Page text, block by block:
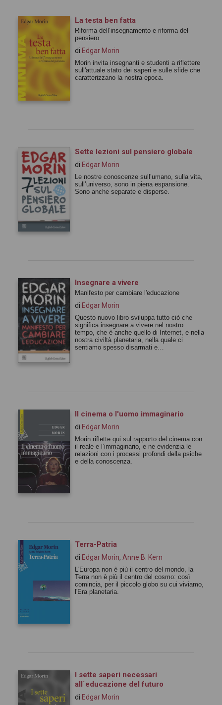
La testa ben fatta
Riforma dell’insegnamento e riforma del
pensiero
di Edgar Morin
Morin invita insegnanti e studenti a riflettere
sull'attuale stato dei saperi e sulle sfide che
caratterizzano la nostra epoca.
Sette lezioni sul pensiero globale
di Edgar Morin
Le nostre conoscenze sull’umano, sulla vita,
sull’universo, sono in piena espansione.
Sono anche separate e disperse.
Insegnare a vivere
Manifesto per cambiare l'educazione
di Edgar Morin
Questo nuovo libro sviluppa tutto ciò che
significa insegnare a vivere nel nostro
tempo, che è anche quello di Internet, e nella
nostra civiltà planetaria, nella quale ci
sentiamo spesso disarmati e
Il cinema o l'uomo immaginario
di Edgar Morin
Morin riflette qui sul rapporto del cinema con
il reale e l’immaginario, e ne evidenzia le
relazioni con i processi profondi della psiche
e della conoscenza.
Terra-Patria
di Edgar Morin, Anne B. Kern
L'Europa non è più il centro del mondo, la
Terra non è più il centro del cosmo: così
comincia, per il piccolo globo su cui viviamo,
l'Era planetaria.
I sette saperi necessari
all`educazione del futuro
di Edgar Morin